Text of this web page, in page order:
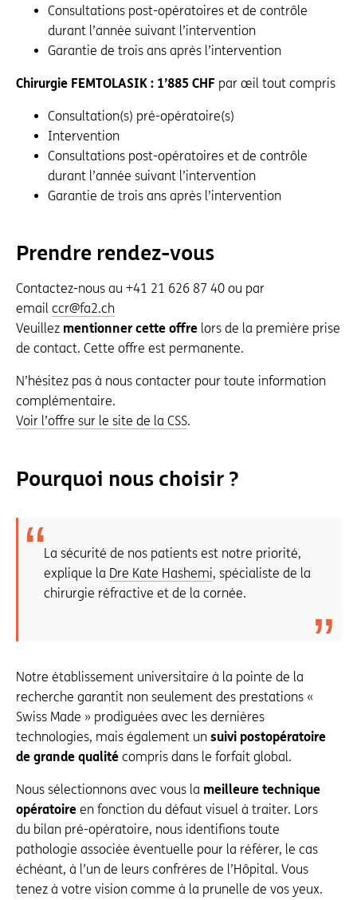
Consultations post-opératoires et de contrôle
durant l’année suivant l’intervention
Garantie de trois ans après l’intervention
Chirurgie FEMTOLASIK : 1’885 CHF par œil tout compris
Consultation(s) pré-opératoire(s)
Intervention
Consultations post-opératoires et de contrôle
durant l’année suivant l’intervention
Garantie de trois ans après l’intervention
Prendre rendez-vous
Contactez-nous au +41 21 626 87 40 ou par
email ccr@fa2.ch
Veuillez mentionner cette offre lors de la première prise
de contact. Cette offre est permanente.
N’hésitez pas à nous contacter pour toute information
complémentaire.
Voir l’offre sur le site de la CSS.
Pourquoi nous choisir ?
La sécurité de nos patients est notre priorité,
explique la Dre Kate Hashemi, spécialiste de la
chirurgie réfractive et de la cornée.
Notre établissement universitaire à la pointe de la
recherche garantit non seulement des prestations «
Swiss Made » prodiguées avec les dernières
technologies, mais également un suivi postopératoire
de grande qualité compris dans le forfait global.
Nous sélectionnons avec vous la meilleure technique
opératoire en fonction du défaut visuel à traiter. Lors
du bilan pré-opératoire, nous identifions toute
pathologie associée éventuelle pour la référer, le cas
échéant, à l’un de leurs confrères de l’Hôpital. Vous
tenez à votre vision comme à la prunelle de vos yeux.